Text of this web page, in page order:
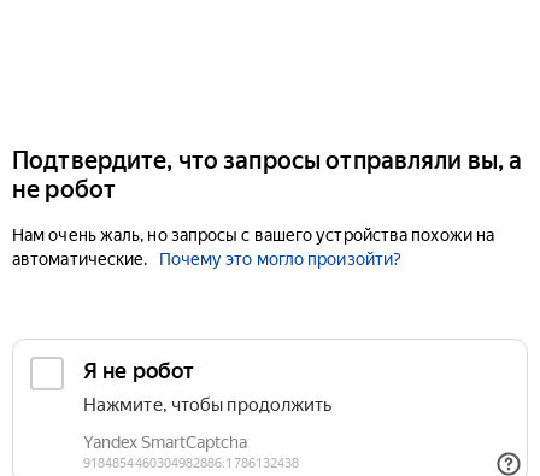
Подтвердите, что запросы отправляли вы, а
не робот
Нам очень жаль, но запросы с вашего устройства похожи на
автоматические.
Почему это могло произойти?